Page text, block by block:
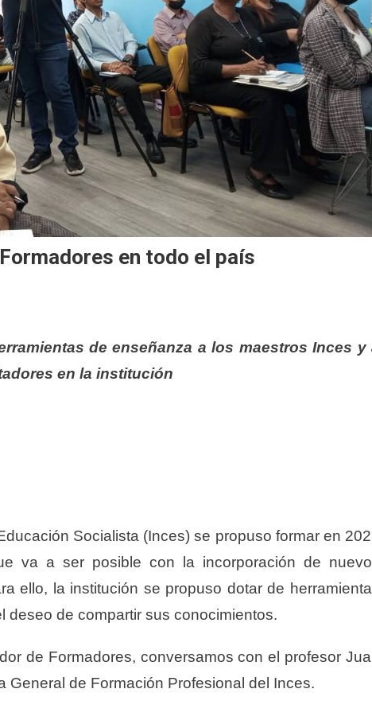
en todo el país
de enseñanza a los maestros Inces y
en la institución
Socialista (Inces) se propuso formar en
va a ser posible con la incorporación de
ello, la institución se propuso dotar de
de compartir sus conocimientos.
de Formadores, conversamos con el profesor
General de Formación Profesional del Inces.